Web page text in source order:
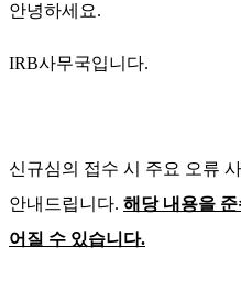
안녕하세요.
IRB사무국입니다.
신규심의 접수 시 주요 오류
안내드립니다. 해당 내용을
어질 수 있습니다.